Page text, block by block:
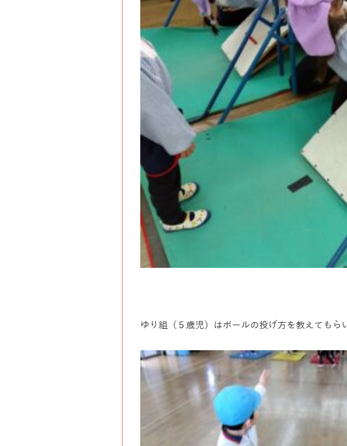
ゆり組（５歳児）はボールの投げ方を教えてもら